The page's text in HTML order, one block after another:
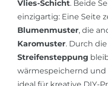
Vlies-Schicht. Beide
einzigartig: Eine Seite
Blumenmuster, die
Karomuster. Durch die
Streifensteppung
wärmespeichernd